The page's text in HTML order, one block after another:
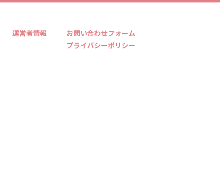
運営者情報
お問い合わせフォーム
プライバシーポリシー